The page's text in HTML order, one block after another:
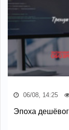
06/08, 14:25
Эпоха